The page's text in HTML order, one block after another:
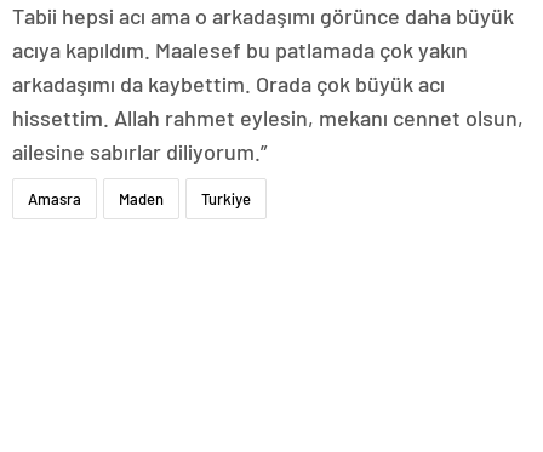
Tabii hepsi acı ama o arkadaşımı görünce daha büyük
acıya kapıldım. Maalesef bu patlamada çok yakın
arkadaşımı da kaybettim. Orada çok büyük acı
hissettim. Allah rahmet eylesin, mekanı cennet olsun,
ailesine sabırlar diliyorum.”
Amasra Maden Turkiye